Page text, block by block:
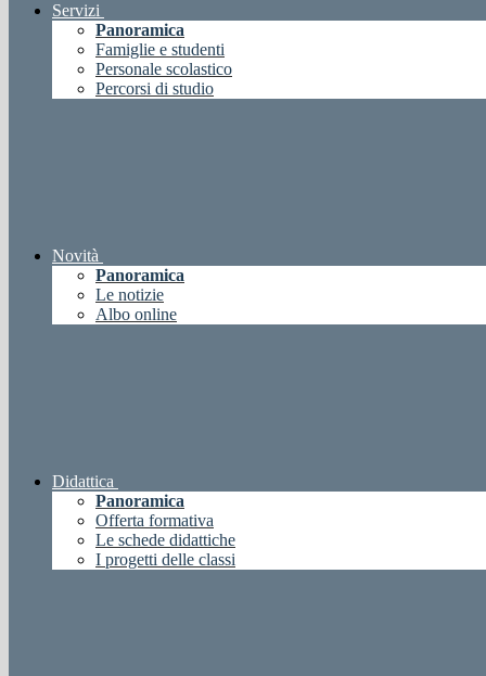
Servizi
Panoramica
Famiglie e studenti
Personale scolastico
Percorsi di studio
Novità
Panoramica
Le notizie
Albo online
Didattica
Panoramica
Offerta formativa
Le schede didattiche
I progetti delle classi